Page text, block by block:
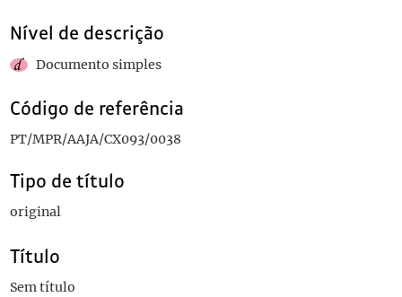
Nível de descrição
Documento simples
Código de referência
PT/MPR/AAJA/CX093/0038
Tipo de título
original
Título
Sem título